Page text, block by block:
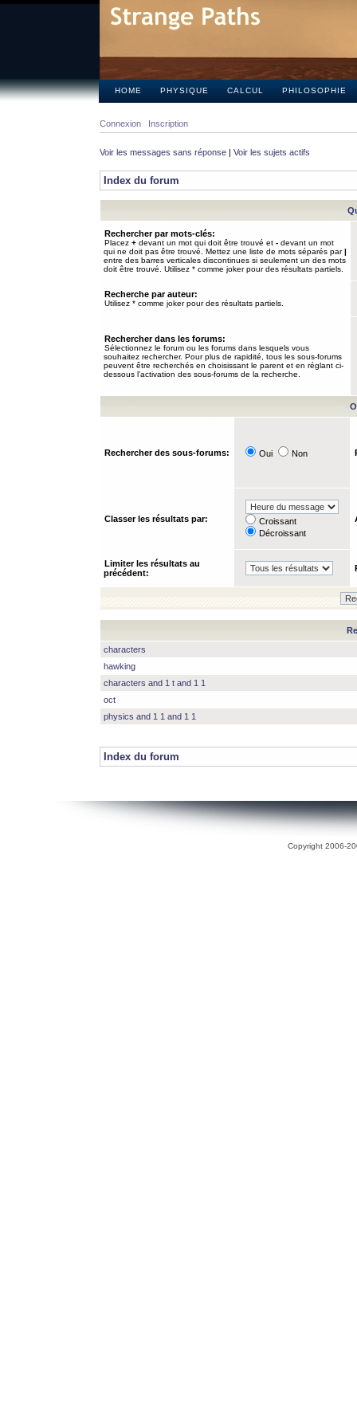
HOME PHYSIQUE CALCUL PHILOSOPHIE
Connexion Inscription
Voir les messages sans réponse | Voir les sujets actifs
Index du forum
Rechercher par mots-clés:
Placez + devant un mot qui doit être trouvé et - devant un mot
qui ne doit pas être trouvé. Mettez une liste de mots séparés par|
entre des barres verticales discontinues si seulement un des mots
doit être trouvé. Utilisez * comme joker pour des résultats partiels.
Recherche par auteur:
Utilisez * comme joker pour des résultats partiels.
Rechercher dans les forums:
Sélectionnez le forum ou les forums dans lesquels vous
souhaitez rechercher. Pour plus de rapidité, tous les sous-forums
peuvent être recherchés en choisissant le parent et en réglant ci-
dessous l’activation des sous-forums de la recherche.
Rechercher des sous-forums: Oui Non
Classer les résultats par:
Croissant
Décroissant
Limiter les résultats au
précédent:
characters
hawking
characters and 1 t and 1 1
oct
physics and 1 1 and 1 1
Index du forum
Copyright 2006-